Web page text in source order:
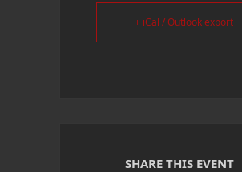
+ iCal / Outlook export
SHARE THIS EVENT